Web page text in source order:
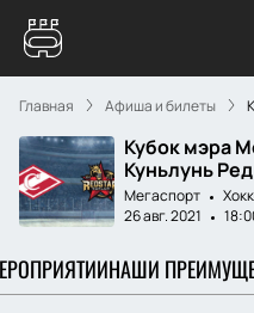
Главная Афиша и билеты
Кубок мэра
Куньлунь
Мегаспорт
26 авг. 2021
НАШИ